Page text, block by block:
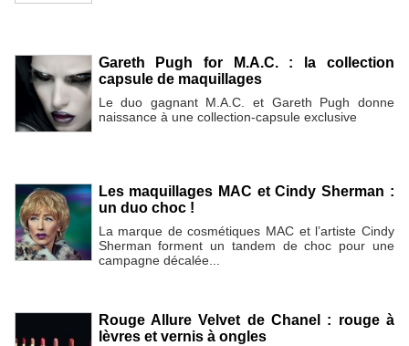
Gareth Pugh for M.A.C. : la collection
capsule de maquillages
Le duo gagnant M.A.C. et Gareth Pugh donne
naissance à une collection-capsule exclusive
Les maquillages MAC et Cindy Sherman :
un duo choc !
La marque de cosmétiques MAC et l’artiste Cindy
Sherman forment un tandem de choc pour une
campagne décalée...
Rouge Allure Velvet de Chanel : rouge à
lèvres et vernis à ongles